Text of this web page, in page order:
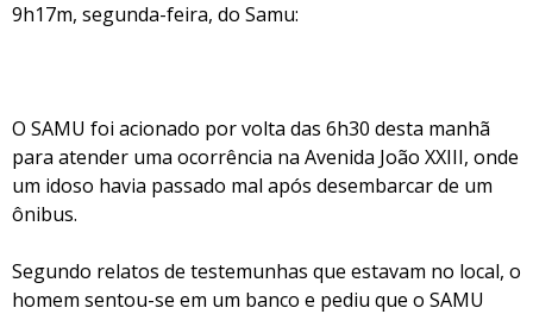
9h17m, segunda-feira, do Samu:
O SAMU foi acionado por volta das 6h30 desta manhã
para atender uma ocorrência na Avenida João XXIII, onde
um idoso havia passado mal após desembarcar de um
ônibus.
Segundo relatos de testemunhas que estavam no local, o
homem sentou-se em um banco e pediu que o SAMU